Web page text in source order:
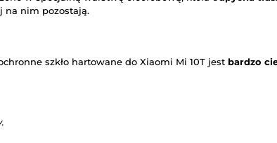
na nim pozostają.
szkło hartowane do Xiaomi Mi 10T jest bardzo